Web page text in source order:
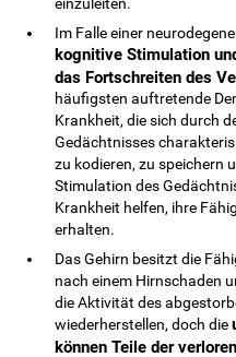
Im Falle einer
kognitive Stimulation
das Fortschreiten des
häufigsten auftretende
Krankheit, die sich durch
Gedächtnisses
zu kodieren, zu speichern
Stimulation des
Krankheit helfen, ihre
erhalten.
Das Gehirn besitzt die
nach einem Hirnschaden
die Aktivität des
wiederherstellen, doch die
können Teile der